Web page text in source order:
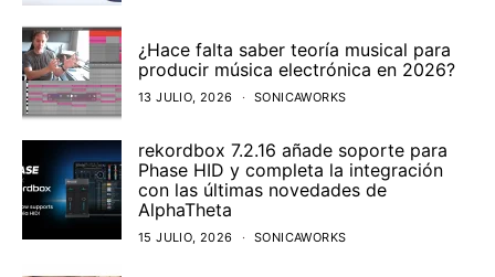
¿Hace falta saber teoría musical para
producir música electrónica en 2026?
13 JULIO, 2026 SONICAWORKS
rekordbox 7.2.16 añade soporte para
Phase HID y completa la integración
con las últimas novedades de
AlphaTheta
15 JULIO, 2026 SONICAWORKS